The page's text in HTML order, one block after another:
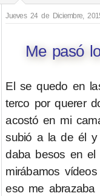
Jueves 24 de Diciembre,
Me pasó
El se quedo en
terco por querer
acostó en mi
subió a la de él
daba besos en el
mirábamos
eso me